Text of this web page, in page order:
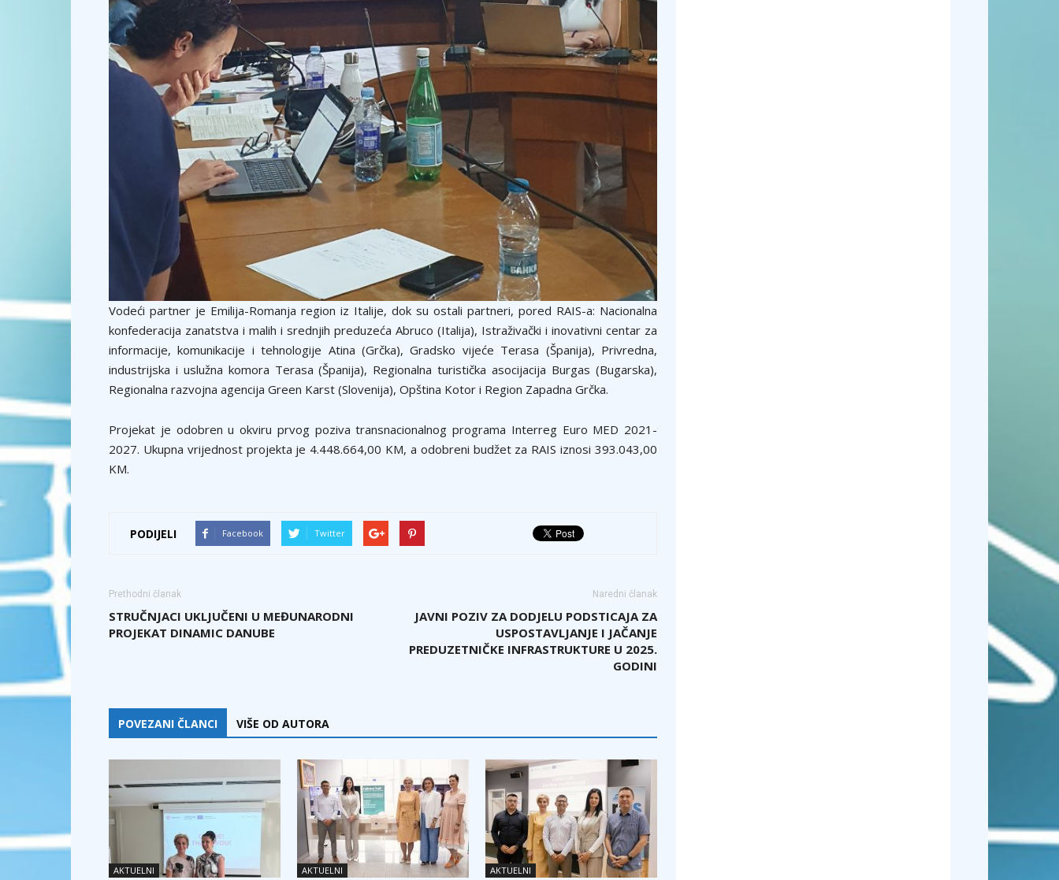
Vodeći partner je Emilija-Romanja region iz Italije, dok su ostali partneri, pored RAIS-a: Nacionalna
konfederacija zanatstva i malih i srednjih preduzeća Abruco (Italija), Istraživački i inovativni centar za
informacije, komunikacije i tehnologije Atina (Grčka), Gradsko vijeće Terasa (Španija), Privredna,
industrijska i uslužna komora Terasa (Španija), Regionalna turistička asocijacija Burgas (Bugarska),
Regionalna razvojna agencija Green Karst (Slovenija), Opština Kotor i Region Zapadna Grčka.
Projekat je odobren u okviru prvog poziva transnacionalnog programa Interreg Euro MED 2021-
2027. Ukupna vrijednost projekta je 4.448.664,00 KM, a odobreni budžet za RAIS iznosi 393.043,00
KM.
PODIJELI Facebook Twitter
Prethodni članak
STRUČNJACI UKLJUČENI U MEĐUNARODNI
PROJEKAT DINAMIC DANUBE
Naredni članak
JAVNI POZIV ZA DODJELU PODSTICAJA ZA
USPOSTAVLJANJE I JAČANJE
PREDUZETNIČKE INFRASTRUKTURE U 2025.
GODINI
POVEZANI ČLANCI VIŠE OD AUTORA
AKTUELNI AKTUELNI AKTUELNI